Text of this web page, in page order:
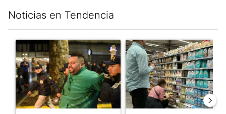
Noticias en Tendencia
Un artículo de tendencia con el título "La violencia sigue en
Un artículo de tendencia con